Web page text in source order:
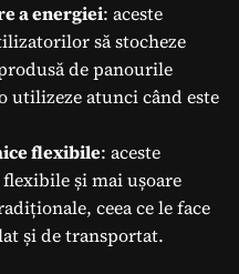
a energiei: aceste
să stocheze
de panourile
utilizeze atunci când este
flexibile: aceste
și mai ușoare
ceea ce le face
și de transportat.